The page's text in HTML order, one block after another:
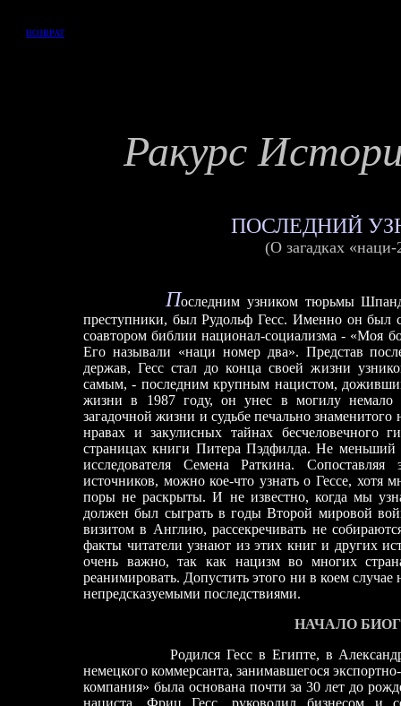
ВОЗВРАТ
Ракурс
ПОСЛЕДНИЙ
(О загадках
Последним узником тюрьмы
преступники, был Рудольф Гесс. Именно он был
соавтором библии национал-социализма - «Моя
Его называли «наци номер два». Представ
держав, Гесс стал до конца своей жизни
самым, - последним крупным нацистом,
жизни в 1987 году, он унес в могилу немало
загадочной жизни и судьбе печально
нравах и закулисных тайнах бесчеловечного
страницах книги Питера Пэдфилда. Не меньший
исследователя Семена Раткина.
источников, можно кое-что узнать о Гессе, хотя
поры не раскрыты. И не известно, когда мы
должен был сыграть в годы Второй мировой
визитом в Англию, рассекречивать не
факты читатели узнают из этих книг и других
очень важно, так как нацизм во многих
реанимировать. Допустить этого ни в коем случае
непредсказуемыми последствиями.
НАЧАЛО
Родился Гесс в Египте, в
немецкого коммерсанта, занимавшегося экспортно-
компания» была основана почти за 30 лет до
нациста, Фриц Гесс, руководил бизнесом и